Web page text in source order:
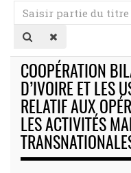
Saisir
partie
du
titre
COOPÉRATION
D’IVOIRE ET LES
RELATIF AUX
LES ACTIVITÉS